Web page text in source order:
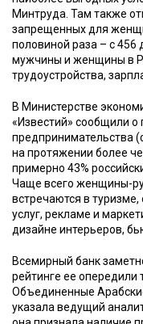
Минтруда. Там также
запрещенных для
половиной раза – с 456
мужчины и женщины в
трудоустройства,
В Министерстве
«Известий» сообщили
предпринимательства
на протяжении более
примерно 43%
Чаще всего женщины-
встречаются в
услуг, рекламе и
дизайне интерьеров,
Всемирный банк
рейтинге ее опередили
Объединенные
указала ведущий